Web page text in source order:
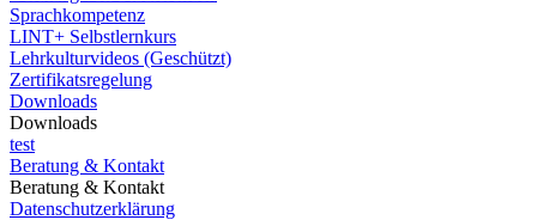
Sprachkompetenz
LINT+ Selbstlernkurs
Lehrkulturvideos (Geschützt)
Zertifikatsregelung
Downloads
Downloads
test
Beratung & Kontakt
Beratung & Kontakt
Datenschutzerklärung